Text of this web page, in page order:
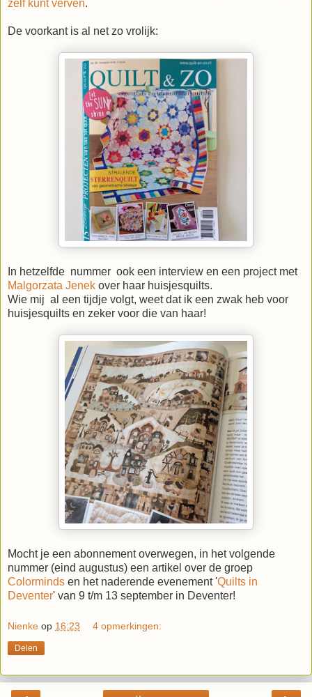
zelf kunt verven.
De voorkant is al net zo vrolijk:
In hetzelfde nummer ook een interview en een project met
Malgorzata Jenek over haar huisjesquilts.
Wie mij al een tijdje volgt, weet dat ik een zwak heb voor
huisjesquilts en zeker voor die van haar!
Mocht je een abonnement overwegen, in het volgende
nummer (eind augustus) een artikel over de groep
Colorminds en het naderende evenement 'Quilts in
Deventer' van 9 t/m 13 september in Deventer!
Nienke op 16:23 4 opmerkingen:
Delen